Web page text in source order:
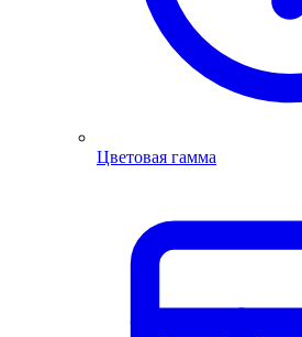
Цветовая гамма